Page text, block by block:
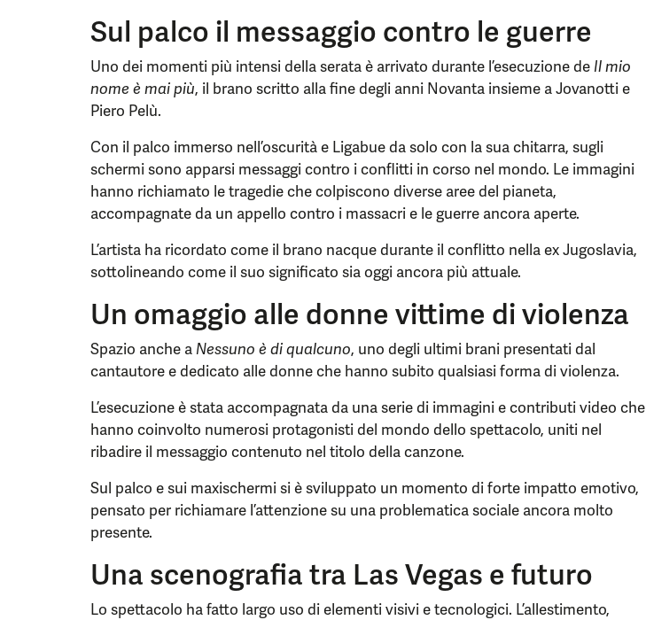
Sul palco il messaggio contro le guerre
Uno dei momenti più intensi della serata è arrivato durante l’esecuzione de Il mio
nome è mai più, il brano scritto alla fine degli anni Novanta insieme a Jovanotti e
Piero Pelù.
Con il palco immerso nell’oscurità e Ligabue da solo con la sua chitarra, sugli
schermi sono apparsi messaggi contro i conflitti in corso nel mondo. Le immagini
hanno richiamato le tragedie che colpiscono diverse aree del pianeta,
accompagnate da un appello contro i massacri e le guerre ancora aperte.
L’artista ha ricordato come il brano nacque durante il conflitto nella ex Jugoslavia,
sottolineando come il suo significato sia oggi ancora più attuale.
Un omaggio alle donne vittime di violenza
Spazio anche a Nessuno è di qualcuno, uno degli ultimi brani presentati dal
cantautore e dedicato alle donne che hanno subito qualsiasi forma di violenza.
L’esecuzione è stata accompagnata da una serie di immagini e contributi video che
hanno coinvolto numerosi protagonisti del mondo dello spettacolo, uniti nel
ribadire il messaggio contenuto nel titolo della canzone.
Sul palco e sui maxischermi si è sviluppato un momento di forte impatto emotivo,
pensato per richiamare l’attenzione su una problematica sociale ancora molto
presente.
Una scenografia tra Las Vegas e futuro
Lo spettacolo ha fatto largo uso di elementi visivi e tecnologici. L’allestimento,